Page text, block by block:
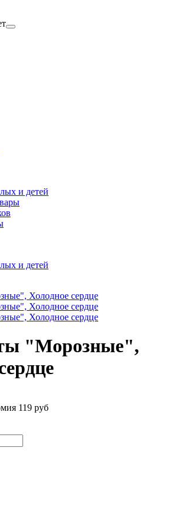
и детей
и детей
"Морозные",
119 руб